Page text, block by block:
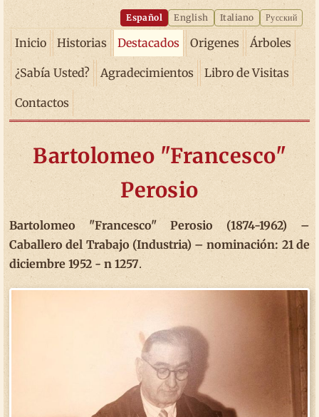
Español English Italiano Русский
Inicio Historias Destacados Origenes Árboles
¿Sabía Usted? Agradecimientos Libro de Visitas
Contactos
Bartolomeo "Francesco"
Perosio
Bartolomeo "Francesco" Perosio (1874-1962) –
Caballero del Trabajo (Industria) – nominación: 21 de
diciembre 1952 - n 1257.